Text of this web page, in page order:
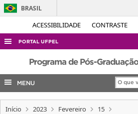
ACESSIBILIDADE CONTRASTE
BRASIL
PORTAL UFPEL
ACESSO À INFORMAÇÃO
AUDITORIA
COBALTO
CONCURSOS
Programa de Pós-
MENU
Início 2023 Fevereiro
15